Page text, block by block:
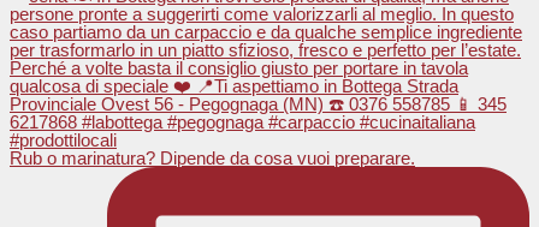
Rub o marinatura? Dipende da cosa vuoi preparare.